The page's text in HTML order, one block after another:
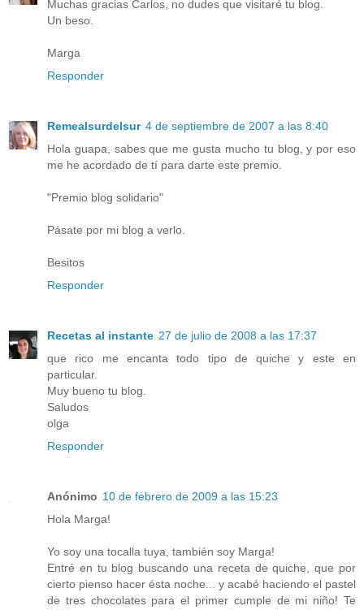
Muchas gracias Carlos, no dudes que visitaré tu blog.
Un beso.
Marga
Responder
Remealsurdelsur 4 de septiembre de 2007 a las 8:40
Hola guapa, sabes que me gusta mucho tu blog, y por eso
me he acordado de tí para darte este premio.
"Premio blog solidario"
Pásate por mi blog a verlo.
Besitos
Responder
Recetas al instante 27 de julio de 2008 a las 17:37
que rico me encanta todo tipo de quiche y este en
particular.
Muy bueno tu blog.
Saludos
olga
Responder
Anónimo 10 de febrero de 2009 a las 15:23
Hola Marga!
Yo soy una tocalla tuya, también soy Marga!
Entré en tu blog buscando una receta de quiche, que por
cierto pienso hacer ésta noche... y acabé haciendo el pastel
de tres chocolates para el primer cumple de mi niño! Te